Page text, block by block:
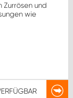
Zurrösen und
wie